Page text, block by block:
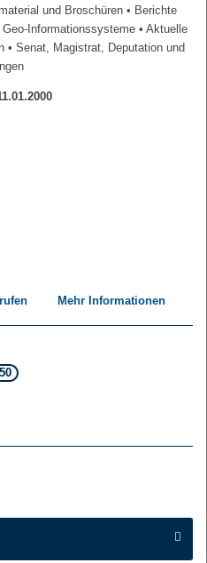
und Broschüren • Berichte
Informationssysteme • Aktuelle
• Senat, Magistrat, Deputation und
Mehr Informationen
50